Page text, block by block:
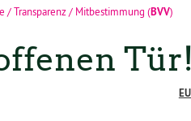
/ Transparenz / Mitbestimmung (BVV)
Tür!